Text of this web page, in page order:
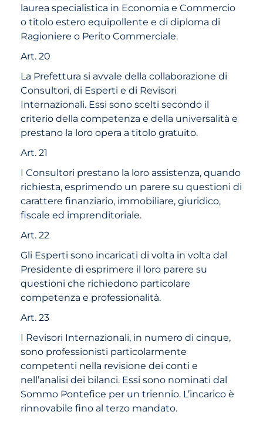
laurea specialistica in Economia e Commercio
o titolo estero equipollente e di diploma di
Ragioniere o Perito Commerciale.
Art. 20
La Prefettura si avvale della collaborazione di
Consultori, di Esperti e di Revisori
Internazionali. Essi sono scelti secondo il
criterio della competenza e della universalità e
prestano la loro opera a titolo gratuito.
Art. 21
I Consultori prestano la loro assistenza, quando
richiesta, esprimendo un parere su questioni di
carattere finanziario, immobiliare, giuridico,
fiscale ed imprenditoriale.
Art. 22
Gli Esperti sono incaricati di volta in volta dal
Presidente di esprimere il loro parere su
questioni che richiedono particolare
competenza e professionalità.
Art. 23
I Revisori Internazionali, in numero di cinque,
sono professionisti particolarmente
competenti nella revisione dei conti e
nell’analisi dei bilanci. Essi sono nominati dal
Sommo Pontefice per un triennio. L’incarico è
rinnovabile fino al terzo mandato.